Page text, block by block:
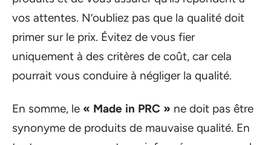
vos attentes. N’oubliez pas que la qualité doit
primer sur le prix. Évitez de vous fier
uniquement à des critères de coût, car cela
pourrait vous conduire à négliger la qualité.
En somme, le « Made in PRC » ne doit pas être
synonyme de produits de mauvaise qualité. En